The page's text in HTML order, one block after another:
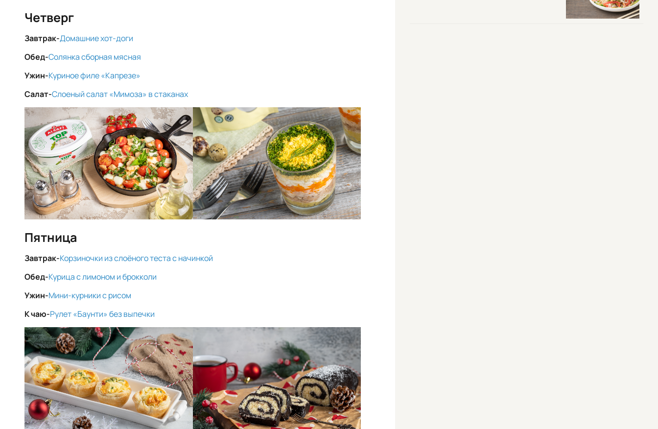
Четверг
Завтрак-Домашние хот-доги
Обед-Солянка сборная мясная
Ужин-Куриное филе «Капрезе»
Салат-Слоеный салат «Мимоза» в стаканах
Пятница
Завтрак-Корзиночки из слоёного теста с начинкой
Обед-Курица с лимоном и брокколи
Ужин-Мини-курники с рисом
К чаю-Рулет «Баунти» без выпечки